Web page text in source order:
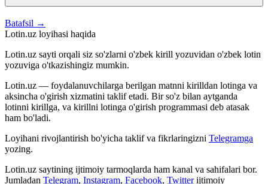
Batafsil →
Lotin.uz loyihasi haqida
Lotin.uz sayti orqali siz so'zlarni o'zbek kirill yozuvidan o'zbek lotin
yozuviga o'tkazishingiz mumkin.
Lotin.uz — foydalanuvchilarga berilgan matnni kirilldan lotinga va
aksincha o'girish xizmatini taklif etadi. Bir so'z bilan aytganda
lotinni kirillga, va kirillni lotinga o'girish programmasi deb atasak
ham bo'ladi.
Loyihani rivojlantirish bo'yicha taklif va fikrlaringizni Telegramga
yozing.
Lotin.uz saytining ijtimoiy tarmoqlarda ham kanal va sahifalari bor.
Jumladan Telegram, Instagram, Facebook, Twitter ijtimoiy